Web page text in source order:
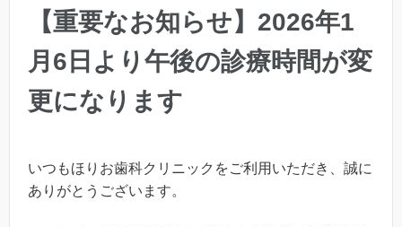
【重要なお知らせ】2026年1
月6日より午後の診療時間が変
更になります
いつもほりお歯科クリニックをご利用いただき、誠に
ありがとうございます。